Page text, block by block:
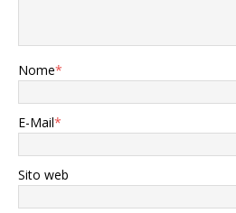
Nome*
E-Mail*
Sito web